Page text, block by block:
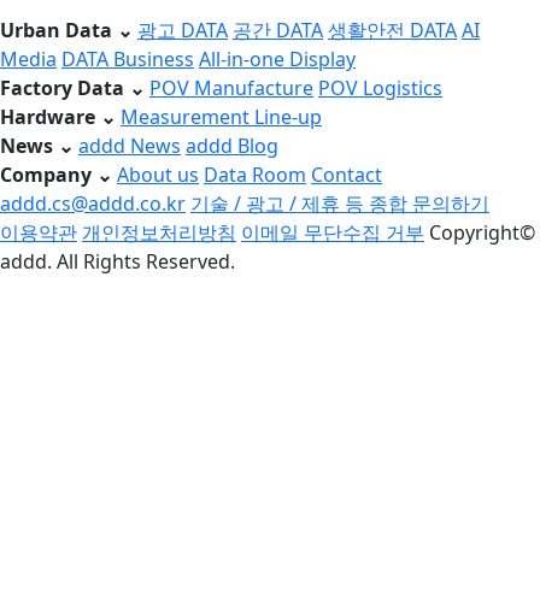
Urban Data ⌄ 광고 DATA 공간 DATA생활안전 DATAAI
Media DATA Business All-in-one Display
Factory Data ⌄ POV Manufacture POV Logistics
Hardware ⌄ Measurement Line-up
News ⌄ addd News addd Blog
Company ⌄ About us Data Room Contact
addd.cs@addd.co.kr 기술 / 광고 / 제휴 등 종합 문의하기
이용약관 개인정보처리방침 이메일 무단수집 거부 Copyright©
addd. All Rights Reserved.